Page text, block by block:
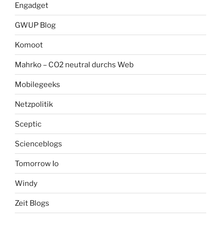
Engadget
GWUP Blog
Komoot
Mahrko – CO2 neutral durchs Web
Mobilegeeks
Netzpolitik
Sceptic
Scienceblogs
Tomorrow Io
Windy
Zeit Blogs